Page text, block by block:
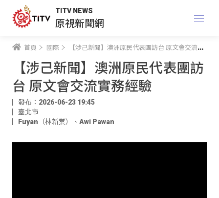
TITV NEWS
原視新聞網
首頁 國際 【涉己新聞】澳洲原民代表團訪台 原文會交流實務經驗
【涉己新聞】澳洲原民代表團訪
台 原文會交流實務經驗
發布：2026-06-23 19:45
臺北市
Fuyan（林新棠）
、 Awi Pawan